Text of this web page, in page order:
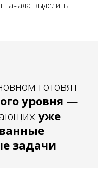
выделить
готовят
уровня —
уже
задачи